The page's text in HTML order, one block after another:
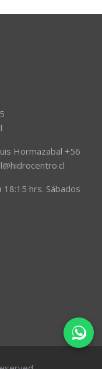
Hormazabal +56
18:15 hrs. Sábados